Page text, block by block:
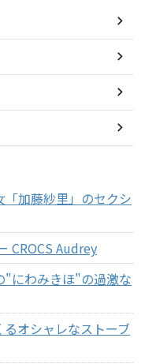
「加藤紗里」のセクシ
CROCS Audrey
"にわみきほ"の過激な
オシャレなストーブ